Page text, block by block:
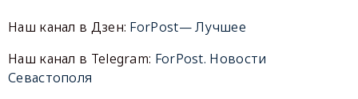
Наш канал в Дзен: ForPost— Лучшее
Наш канал в Telegram: ForPost. Новости
Севастополя